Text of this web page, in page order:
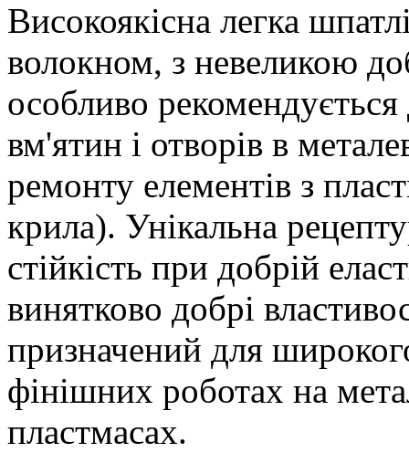
Високоякісна легка
волокном, з невеликою
особливо
вм'ятин і отворів в
ремонту елементів з
крила). Унікальна
стійкість при добрій
винятково добрі
призначений для
фінішних роботах на
пластмасах.